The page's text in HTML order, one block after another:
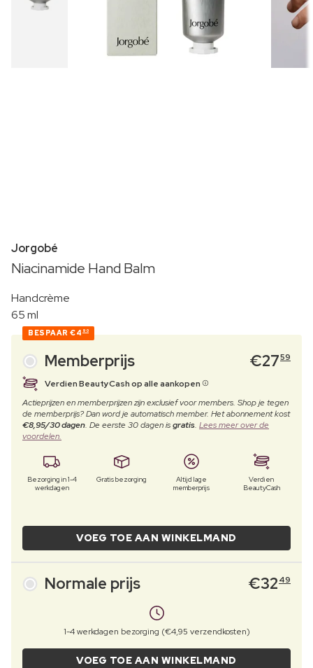
Jorgobé
Niacinamide Hand Balm
Handcrème
65 ml
BESPAAR €4 90
Memberprijs €2759
Verdien BeautyCash op alle aankopen
Actieprijzen en memberprijzen zijn exclusief voor members. Shop je tegen
de memberprijs? Dan word je automatisch member. Het abonnement kost
€8,95/30 dagen. De eerste 30 dagen isgratis. Lees meer over de
voordelen.
Bezorging in 1-4
werkdagen
Gratis bezorging
Altijd lage
memberprijs
Verdien
BeautyCash
VOEG TOE AAN WINKELMAND
Normale prijs €32 49
1-4 werkdagen bezorging (€4,95 verzendkosten)
VOEG TOE AAN WINKELMAND